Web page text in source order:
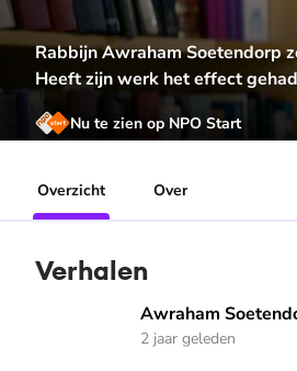
Rabbijn Awraham Soetendorp
Heeft zijn werk het effect
Nu te zien op NPO Start
Overzicht Over
Verhalen
Awraham Soetendorp: "We
Awraham
2 jaar geleden